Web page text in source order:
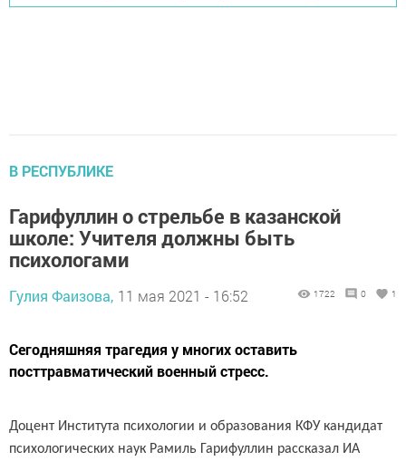
В РЕСПУБЛИКЕ
Гарифуллин о стрельбе в казанской
школе: Учителя должны быть
психологами
Гулия Фаизова, 11 мая 2021 - 16:52 1722 0 1
Сегодняшняя трагедия у многих оставить
посттравматический военный стресс.
Доцент Института психологии и образования КФУ кандидат
психологических наук Рамиль Гарифуллин рассказал ИА